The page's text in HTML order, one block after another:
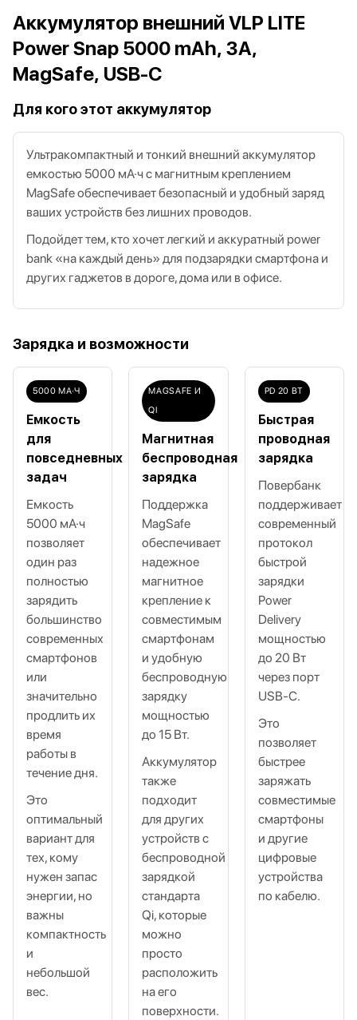
Аккумулятор внешний VLP LITE
Power Snap 5000 mAh, 3A,
MagSafe, USB-C
Для кого этот аккумулятор
Ультракомпактный и тонкий внешний аккумулятор
емкостью 5000 мА·ч с магнитным креплением
MagSafe обеспечивает безопасный и удобный заряд
ваших устройств без лишних проводов.
Подойдет тем, кто хочет легкий и аккуратный power
bank «на каждый день» для подзарядки смартфона и
других гаджетов в дороге, дома или в офисе.
Зарядка и возможности
5000 МА·Ч
Емкость
для
повседневных
задач
Емкость
5000 мА·ч
позволяет
один раз
полностью
зарядить
большинство
современных
смартфонов
или
значительно
продлить их
время
работы в
течение дня.
Это
оптимальный
вариант для
тех, кому
нужен запас
энергии, но
важны
компактность
и
небольшой
вес.
MAGSAFE И
QI
Магнитная
беспроводная
зарядка
Поддержка
MagSafe
обеспечивает
надежное
магнитное
крепление к
совместимым
смартфонам
и удобную
беспроводную
зарядку
мощностью
до 15 Вт.
Аккумулятор
также
подходит
для других
устройств с
беспроводной
зарядкой
стандарта
Qi, которые
можно
просто
расположить
на его
поверхности.
PD 20 ВТ
Быстрая
проводная
зарядка
Повербанк
поддерживает
современный
протокол
быстрой
зарядки
Power
Delivery
мощностью
до 20 Вт
через порт
USB‑C.
Это
позволяет
быстрее
заряжать
совместимые
смартфоны
и другие
цифровые
устройства
по кабелю.